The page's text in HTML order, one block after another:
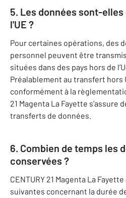
5. Les données sont-
l'UE ?
Pour certaines opérations, des
personnel peuvent être
situées dans des pays hors de
Préalablement au transfert hors
conformément à la
21 Magenta La Fayette s’assure
transferts de données.
6. Combien de temps les
conservées ?
CENTURY 21 Magenta La
suivantes concernant la durée